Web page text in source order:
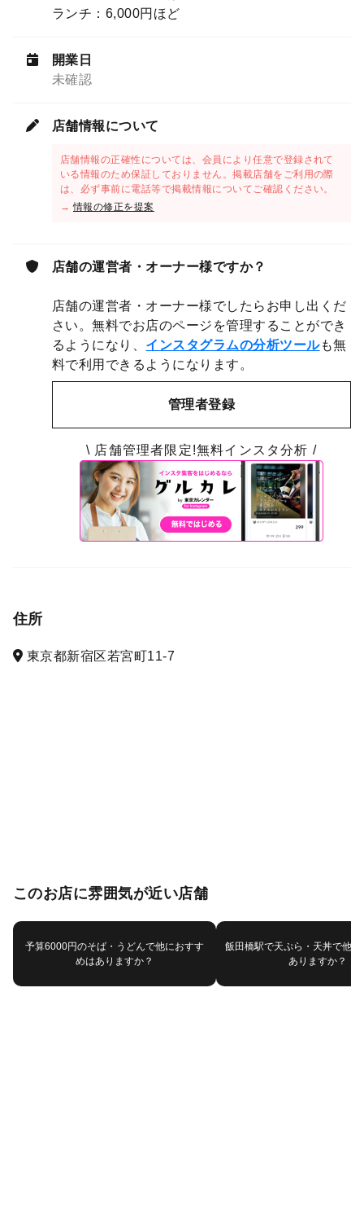
ランチ：6,000円ほど
開業日
未確認
店舗情報について
店舗情報の正確性については、会員により任意で登録されて
いる情報のため保証しておりません。掲載店舗をご利用の際
は、必ず事前に電話等で掲載情報についてご確認ください。
→情報の修正を提案
店舗の運営者・オーナー様ですか？
店舗の運営者・オーナー様でしたらお申し出くだ
さい。無料でお店のページを管理することができ
るようになり、 インスタグラムの分析ツールも無
料で利用できるようになります。
管理者登録
\ 店舗管理者限定!無料インスタ分析 /
住所
東京都新宿区若宮町11-7
このお店に雰囲気が近い店舗
予算6000円のそば・うどんで他におすす
めはありますか？
飯田橋駅で天ぷら・天丼で他
ありますか？